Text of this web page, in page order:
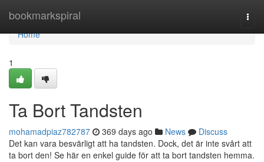
bookmarkspiral
Home
Home
1
Ta Bort Tandsten
mohamadpiaz782787 369 days ago News
Discuss
Det kan vara besvärligt att ha tandsten. Dock, det är inte svårt att
ta bort den! Se här en enkel guide för att ta bort tandsten hemma.